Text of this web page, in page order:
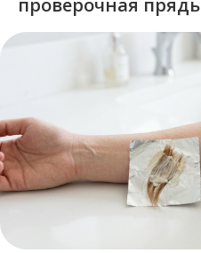
проверочная прядь